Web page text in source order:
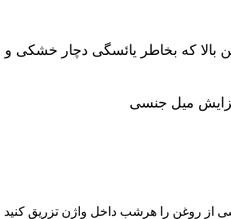
که بخاطر یائسگی دچار خشکی و
میل جنسی
و پاکسازی رحم۲یا نهایتا تا ۵سی سی از روغن را هرشب داخل واژن تزریق کنید